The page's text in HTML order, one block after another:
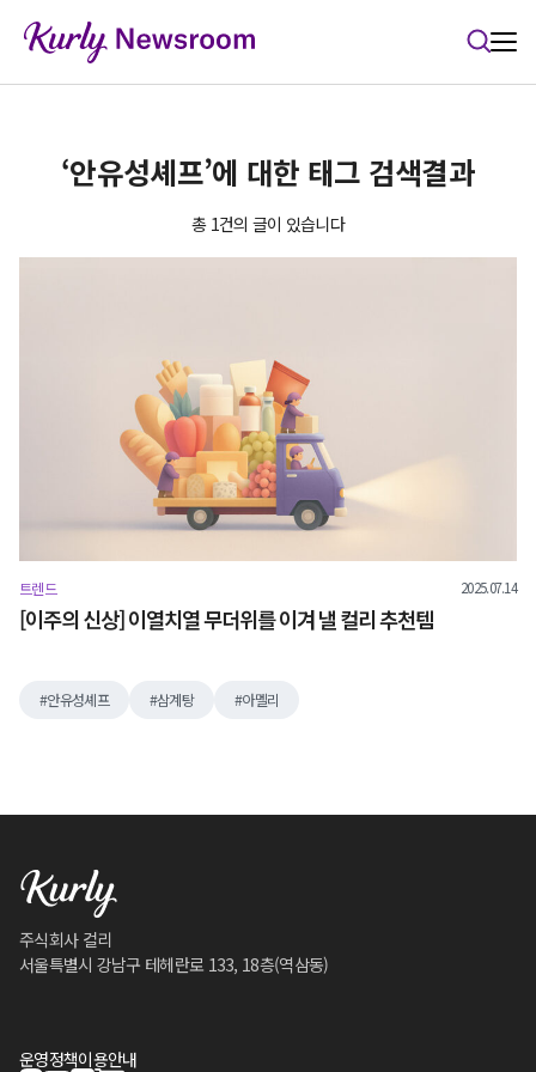
‘안유성셰프’에 대한 태그 검색결과
총 1건의 글이 있습니다
트렌드 2025.07.14
[이주의 신상] 이열치열 무더위를 이겨 낼 컬리 추천템
안유성셰프 삼계탕 아멜리
주식회사 컬리
서울특별시 강남구 테헤란로 133, 18층(역삼동)
운영정책이용안내